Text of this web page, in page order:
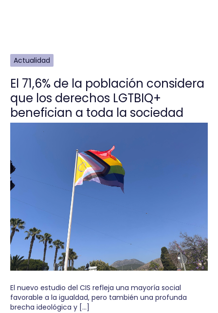
Actualidad
El 71,6% de la población considera
que los derechos LGTBIQ+
benefician a toda la sociedad
El nuevo estudio del CIS refleja una mayoría social
favorable a la igualdad, pero también una profunda
brecha ideológica y […]